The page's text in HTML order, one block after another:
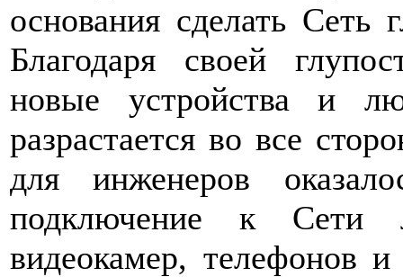
основания сделать Сеть
Благодаря своей
новые устройства и
разрастается во все
для инженеров
подключение к Сети
видеокамер, телефонов